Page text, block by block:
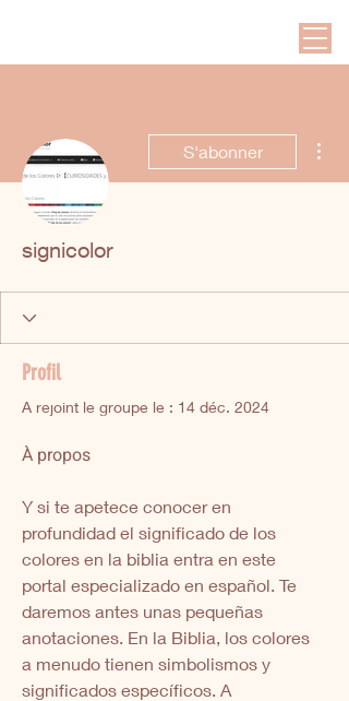
S'abonner
signicolor
Profil
A rejoint le groupe le : 14 déc. 2024
À propos
Y si te apetece conocer en
profundidad el significado de los
colores en la biblia entra en este
portal especializado en español. Te
daremos antes unas pequeñas
anotaciones. En la Biblia, los colores
a menudo tienen simbolismos y
significados específicos. A